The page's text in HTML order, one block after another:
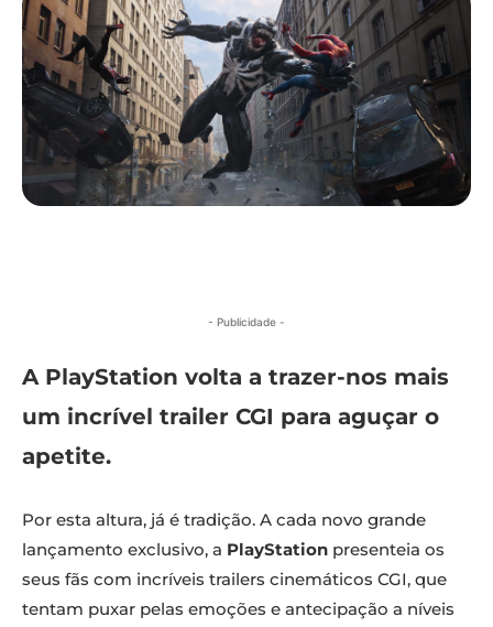
- Publicidade -
A PlayStation volta a trazer-nos mais
um incrível trailer CGI para aguçar o
apetite.
Por esta altura, já é tradição. A cada novo grande
lançamento exclusivo, a PlayStation presenteia os
seus fãs com incríveis trailers cinemáticos CGI, que
tentam puxar pelas emoções e antecipação a níveis